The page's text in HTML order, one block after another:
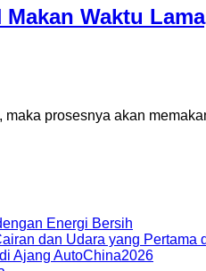
Waktu
prosesnya akan
Energi Bersih
dan Udara yang Pertama
Ajang AutoChina2026